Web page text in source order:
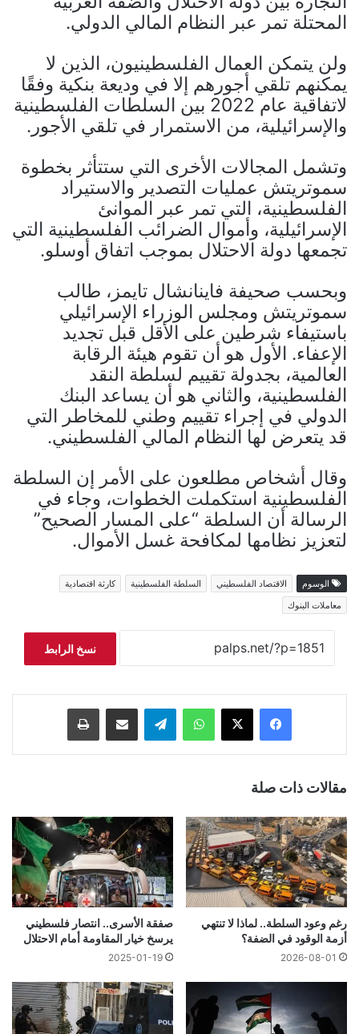
المحتلة تمر عبر النظام المالي الدولي.
ولن يتمكن العمال الفلسطينيون، الذين لا
يمكنهم تلقي أجورهم إلا في وديعة بنكية وفقًا
لاتفاقية عام 2022 بين السلطات الفلسطينية
والإسرائيلية، من الاستمرار في تلقي الأجور.
وتشمل المجالات الأخرى التي ستتأثر بخطوة
سموتريتش عمليات التصدير والاستيراد
الفلسطينية، التي تمر عبر الموانئ
الإسرائيلية، وأموال الضرائب الفلسطينية التي
تجمعها دولة الاحتلال بموجب اتفاق أوسلو.
وبحسب صحيفة فاينانشال تايمز، طالب
سموتريتش ومجلس الوزراء الإسرائيلي
باستيفاء شرطين على الأقل قبل تجديد
الإعفاء. الأول هو أن تقوم هيئة الرقابة
العالمية، بجدولة تقييم لسلطة النقد
الفلسطينية، والثاني هو أن يساعد البنك
الدولي في إجراء تقييم وطني للمخاطر التي
قد يتعرض لها النظام المالي الفلسطيني.
وقال أشخاص مطلعون على الأمر إن السلطة
الفلسطينية استكملت الخطوات، وجاء في
الرسالة أن السلطة “على المسار الصحيح”
لتعزيز نظامها لمكافحة غسل الأموال.
الوسوم الاقتصاد الفلسطيني السلطة الفلسطينية
كارثة اقتصادية
معاملات البنوك
نسخ الرابط
فيسبوك ‫X واتساب تيلقرام مشاركة عبر البريد طباعة
مقالات ذات صلة
رغم وعود السلطة.. لماذا لا تنتهي
أزمة الوقود في الضفة؟
2026-08-01
صفقة الأسرى.. انتصار فلسطيني
يرسخ خيار المقاومة أمام الاحتلال
2025-01-19